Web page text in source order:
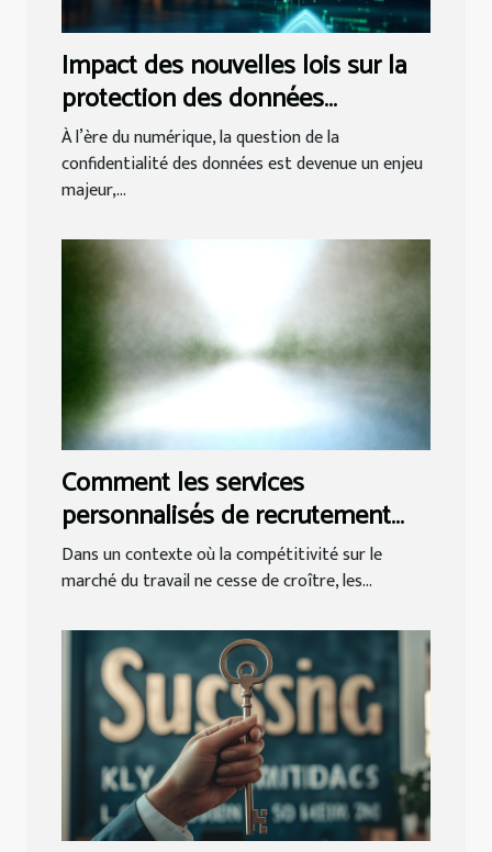
Impact des nouvelles lois sur la
protection des données
personnelles dans le secteur
juridique
À l’ère du numérique, la question de la
confidentialité des données est devenue un enjeu
majeur,...
Comment les services
personnalisés de recrutement
peuvent transformer votre
entreprise ?
Dans un contexte où la compétitivité sur le
marché du travail ne cesse de croître, les...